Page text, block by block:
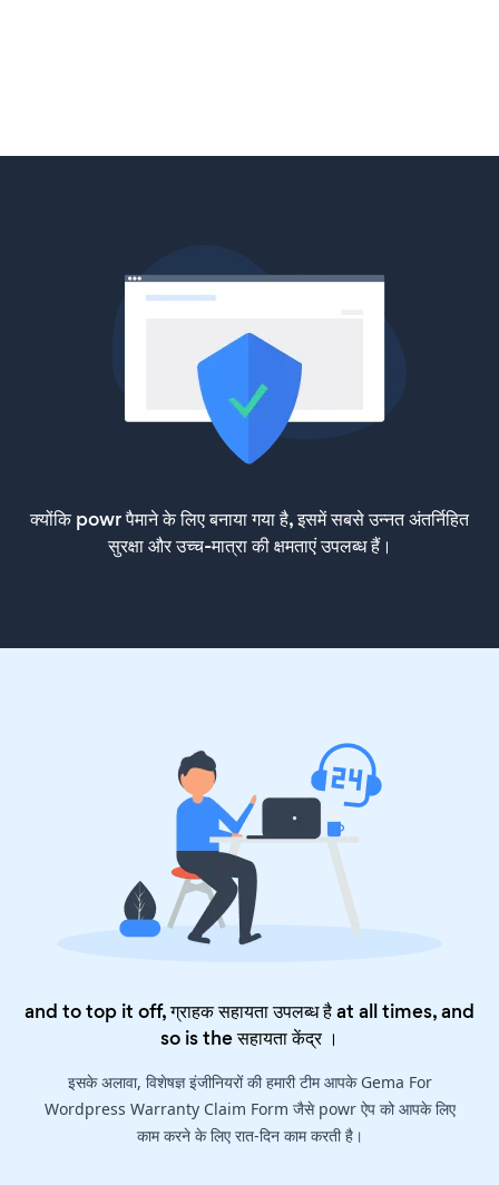
क्योंकि powr पैमाने के लिए बनाया गया है, इसमें सबसे उन्नत अंतर्निहित
सुरक्षा और उच्च-मात्रा की क्षमताएं उपलब्ध हैं।
and to top it off, ग्राहक सहायता उपलब्ध है at all times, and
so is theसहायता केंद्र।
इसके अलावा, विशेषज्ञ इंजीनियरों की हमारी टीम आपके Gema For
Wordpress Warranty Claim Form जैसे powr ऐप को आपके लिए
काम करने के लिए रात-दिन काम करती है।